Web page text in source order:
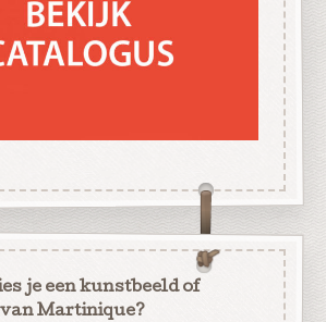
je een kunstbeeld of
Martinique?